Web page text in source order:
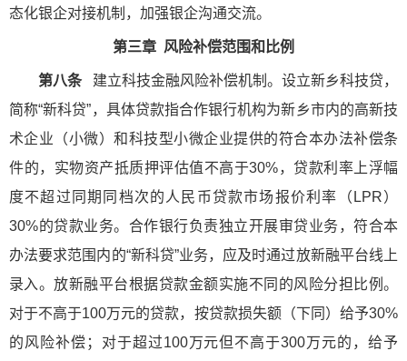
态化银企对接机制，加强银企沟通交流。
第三章 风险补偿范围和比例
第八条建立科技金融风险补偿机制。设立新乡科技贷，
简称“新科贷”，具体贷款指合作银行机构为新乡市内的高新技
术企业（小微）和科技型小微企业提供的符合本办法补偿条
件的，实物资产抵质押评估值不高于30%，贷款利率上浮幅
度不超过同期同档次的人民币贷款市场报价利率（LPR）
30%的贷款业务。合作银行负责独立开展审贷业务，符合本
办法要求范围内的“新科贷”业务，应及时通过放新融平台线上
录入。放新融平台根据贷款金额实施不同的风险分担比例。
对于不高于100万元的贷款，按贷款损失额（下同）给予30%
的风险补偿；对于超过100万元但不高于300万元的，给予